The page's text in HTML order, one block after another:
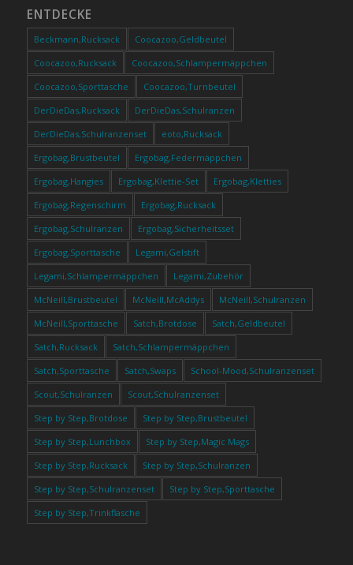
ENTDECKE
Beckmann,Rucksack
Coocazoo,Geldbeutel
Coocazoo,Rucksack
Coocazoo,Schlampermäppchen
Coocazoo,Sporttasche
Coocazoo,Turnbeutel
DerDieDas,Rucksack
DerDieDas,Schulranzen
DerDieDas,Schulranzenset
eoto,Rucksack
Ergobag,Brustbeutel
Ergobag,Federmäppchen
Ergobag,Hangies
Ergobag,Klettie-Set
Ergobag,Kletties
Ergobag,Regenschirm
Ergobag,Rucksack
Ergobag,Schulranzen
Ergobag,Sicherheitsset
Ergobag,Sporttasche
Legami,Gelstift
Legami,Schlampermäppchen
Legami,Zubehör
McNeill,Brustbeutel
McNeill,McAddys
McNeill,Schulranzen
McNeill,Sporttasche
Satch,Brotdose
Satch,Geldbeutel
Satch,Rucksack
Satch,Schlampermäppchen
Satch,Sporttasche
Satch,Swaps
School-Mood,Schulranzenset
Scout,Schulranzen
Scout,Schulranzenset
Step by Step,Brotdose
Step by Step,Brustbeutel
Step by Step,Lunchbox
Step by Step,Magic Mags
Step by Step,Rucksack
Step by Step,Schulranzen
Step by Step,Schulranzenset
Step by Step,Sporttasche
Step by Step,Trinkflasche